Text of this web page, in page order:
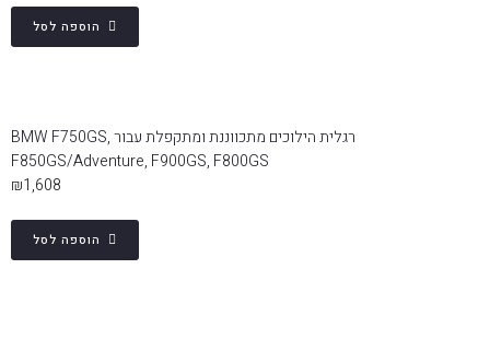
הוספה לסל
רגלית הילוכים מתכווננת ומתקפלת עבור BMW F750GS,
F850GS/Adventure, F900GS, F800GS
₪1,608
הוספה לסל